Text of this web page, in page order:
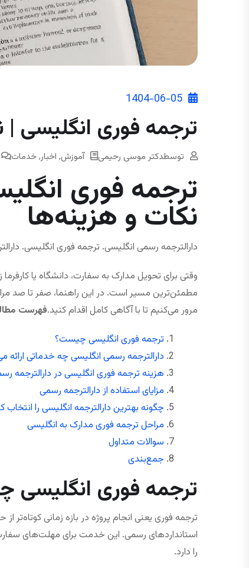
1404-06-05
ترجمه فوری انگلیسی |
توسطدکتر موسی رحیمی آموزش, اخبار,خدمات
ترجمه فوری
نکات و هزینه‌ها
دارالترجمه رسمی انگلیسی. ترجمه فوری انگلیسی.
وقتی برای تحویل مدارک به سفارت، دانشگاه یا کارفرما
مطمئن‌ترین مسیر است. در این راهنما، صفر تا صد
مرور می‌کنیم تا با آگاهی کامل اقدام کنید.فهرست
ترجمه فوری انگلیسی چیست؟
دارالترجمه رسمی انگلیسی چه خدماتی ارائه
هزینه ترجمه فوری انگلیسی در دارالترجمه
مزایای استفاده از دارالترجمه رسمی
چگونه بهترین دارالترجمه انگلیسی را انتخاب
مراحل ترجمه فوری مدارک به انگلیسی
سوالات متداول
جمع‌بندی
ترجمه فوری
ترجمه فوری یعنی انجام پروژه در بازه زمانی کوتاه‌تر
استانداردهای رسمی. این خدمت برای مهلت‌های
را دارد.